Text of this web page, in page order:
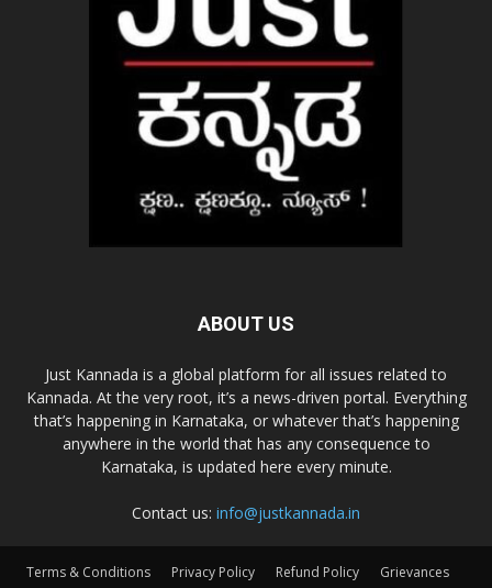
ABOUT US
Just Kannada is a global platform for all issues related to
Kannada. At the very root, it’s a news-driven portal. Everything
that’s happening in Karnataka, or whatever that’s happening
anywhere in the world that has any consequence to
Karnataka, is updated here every minute.
Contact us: info@justkannada.in
Terms & Conditions Privacy Policy Refund Policy
Grievances